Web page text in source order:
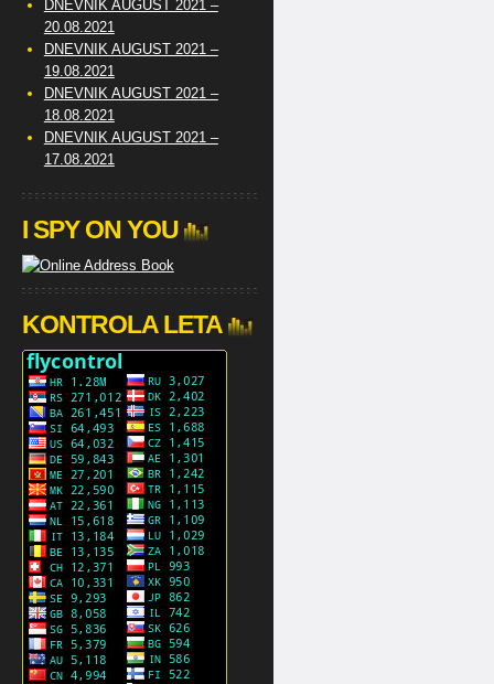
DNEVNIK AUGUST 2021 –
20.08.2021
DNEVNIK AUGUST 2021 –
19.08.2021
DNEVNIK AUGUST 2021 –
18.08.2021
DNEVNIK AUGUST 2021 –
17.08.2021
I SPY ON YOU
KONTROLA LETA